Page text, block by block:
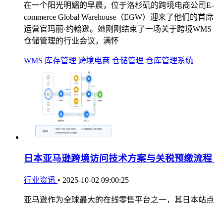
在一个阳光明媚的早晨，位于洛杉矶的跨境电商公司E-
commerce Global Warehouse（EGW）迎来了他们的首席
运营官玛丽·约翰逊。她刚刚结束了一场关于跨境WMS
仓储管理的行业会议，满怀
WMS 库存管理 跨境电商 仓储管理 仓库管理系统
日本亚马逊跨境访问技术方案与关税预缴流程
行业资讯 • 2025-10-02 09:00:25
亚马逊作为全球最大的在线零售平台之一，其日本站点